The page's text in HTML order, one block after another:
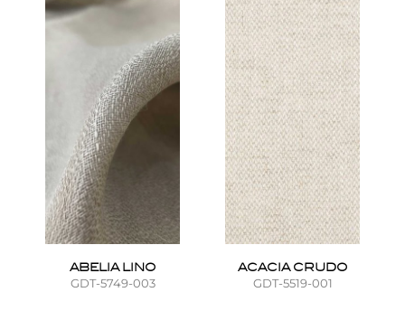
ABELIA LINO
GDT-5749-003
ACACIA CRUDO
GDT-5519-001